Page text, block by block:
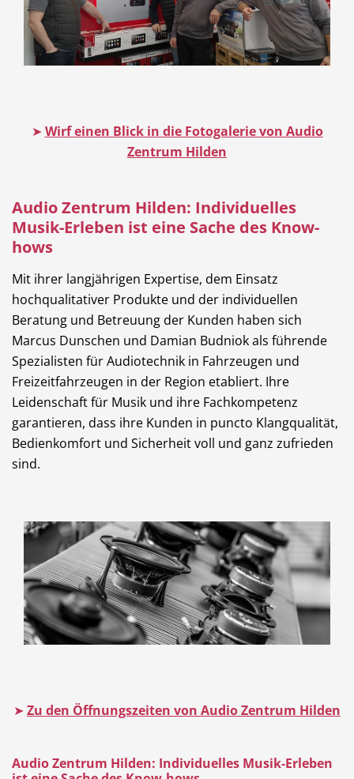
➤ Wirf einen Blick in die Fotogalerie von Audio
Zentrum Hilden
Audio Zentrum Hilden: Individuelles
Musik-Erleben ist eine Sache des Know-
hows
Mit ihrer langjährigen Expertise, dem Einsatz
hochqualitativer Produkte und der individuellen
Beratung und Betreuung der Kunden haben sich
Marcus Dunschen und Damian Budniok als führende
Spezialisten für Audiotechnik in Fahrzeugen und
Freizeitfahrzeugen in der Region etabliert. Ihre
Leidenschaft für Musik und ihre Fachkompetenz
garantieren, dass ihre Kunden in puncto Klangqualität,
Bedienkomfort und Sicherheit voll und ganz zufrieden
sind.
➤ Zu den Öffnungszeiten von Audio Zentrum Hilden
Audio Zentrum Hilden: Individuelles Musik-Erleben